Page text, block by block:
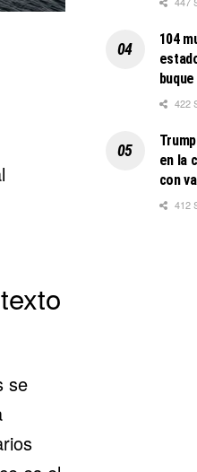
se
104
422
en la
con
412